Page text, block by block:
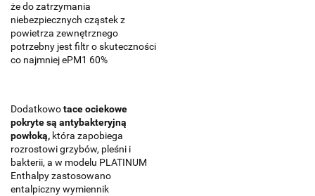
że do zatrzymania
niebezpiecznych cząstek z
powietrza zewnętrznego
potrzebny jest filtr o skuteczności
co najmniej ePM1 60%
Dodatkowotace ociekowe
pokryte są antybakteryjną
powłoką, która zapobiega
rozrostowi grzybów, pleśni i
bakterii, a w modelu PLATINUM
Enthalpy zastosowano
entalpiczny wymiennik